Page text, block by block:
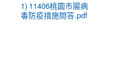
1) 11406桃園市腸病
毒防疫措施問答.pdf